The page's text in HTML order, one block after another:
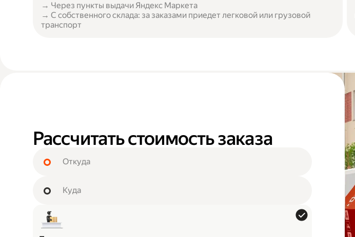
→ Через пункты выдачи Яндекс Маркета
→ С собственного склада: за заказами приедет легковой или грузовой
транспорт
Рассчитать стоимость заказа